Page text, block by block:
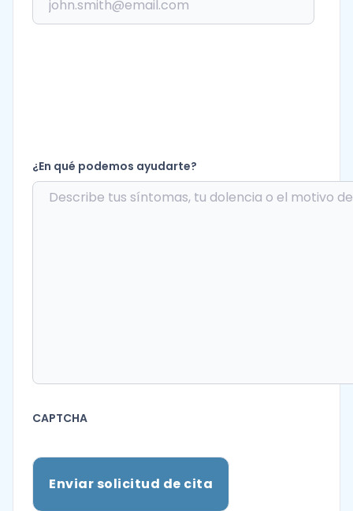
¿En qué podemos ayudarte?
CAPTCHA